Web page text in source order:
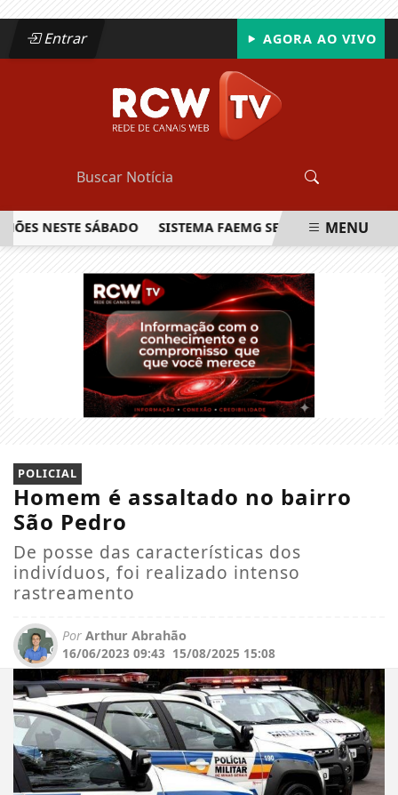
Entrar AGORA AO VIVO
SÁBADO SISTEMA FAEMG SENAR LANÇA OMENU
POLICIAL
Homem é assaltado no bairro
São Pedro
De posse das características dos
indivíduos, foi realizado intenso
rastreamento
Por Arthur Abrahão
16/06/2023 09:43 15/08/2025 15:08